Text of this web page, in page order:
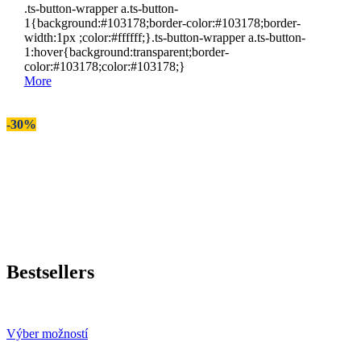
.ts-button-wrapper a.ts-button-
1{background:#103178;border-color:#103178;border-
width:1px ;color:#ffffff;}.ts-button-wrapper a.ts-button-
1:hover{background:transparent;border-
color:#103178;color:#103178;}
More
-30%
Bestsellers
Výber možností